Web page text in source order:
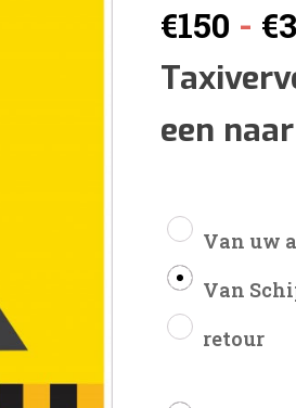
€150 - €
een
Van uw
Van
retour